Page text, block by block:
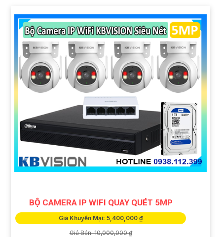
nghiệm!"
3: "Chúng tôi cam kết cung cấp Camera Kbvision
chính hãng với chiết khấu cao nhất trên thị trường.
Hãy đến với chúng tôi để trải nghiệm dịch vụ tốt nhất
và nhận được sự tư vấn chuyên nghiệp về giải pháp an
ninh cần thiết!"
Hy vọng những câu giới thiệu trên sẽ giúp bạn thành
công trong việc tiếp cận khách hàng và tăng cơ hội
bán hàng của bạn. Nếu có bất kỳ yêu cầu hay câu hỏi
nào khác, bạn có thể chia sẻ để tôi hỗ trợ bạn tốt hơn!
BỘ CAMERA IP WIFI QUAY QUÉT 5MP
Giá Khuyến Mại: 5,400,000 ₫
Giá Bán: 10,000,000 ₫